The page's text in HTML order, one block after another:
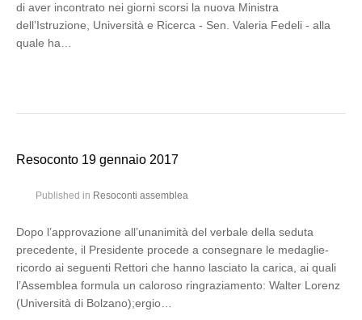
di aver incontrato nei giorni scorsi la nuova Ministra
dell’Istruzione, Università e Ricerca - Sen. Valeria Fedeli - alla
quale ha…
Resoconto 19 gennaio 2017
Published in Resoconti assemblea
Dopo l’approvazione all’unanimità del verbale della seduta
precedente, il Presidente procede a consegnare le medaglie-
ricordo ai seguenti Rettori che hanno lasciato la carica, ai quali
l’Assemblea formula un caloroso ringraziamento: Walter Lorenz
(Università di Bolzano);ergio…